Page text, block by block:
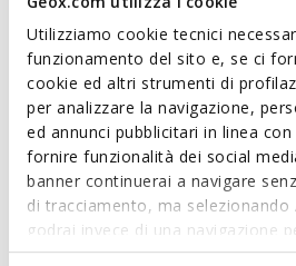
Utilizziamo cookie tecnici
funzionamento del sito e, se ci
cookie ed altri strumenti di
per analizzare la navigazione,
ed annunci pubblicitari in linea
fornire funzionalità dei social
banner continuerai a navigare
di tracciamento, ma selezionando
godrai invece di una navigazione
base dei tuoi gusti ed interessi.
seconda delle condizioni
tasca interna; Dettagli faux fur
Materiali
Tecnologie